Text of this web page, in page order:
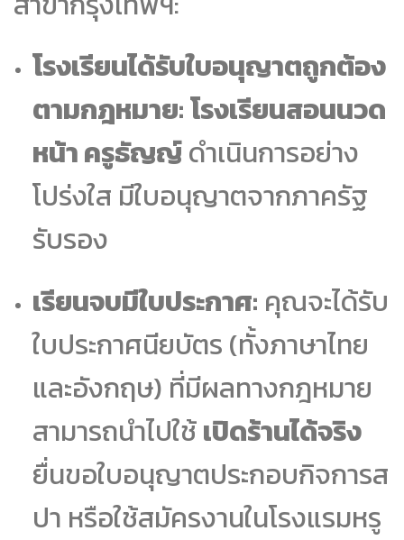
โรงเรียนได้รับใบอนุญาตถูกต้อง
ตามกฎหมาย:โรงเรียนสอนนวด
หน้า ครูธัญญ์ดำเนินการอย่าง
โปร่งใส มีใบอนุญาตจากภาครัฐ
รับรอง
เรียนจบมีใบประกาศ: คุณจะได้รับ
ใบประกาศนียบัตร (ทั้งภาษาไทย
และอังกฤษ) ที่มีผลทางกฎหมาย
สามารถนำไปใช้เปิดร้านได้จริง
ยื่นขอใบอนุญาตประกอบกิจการส
ปา หรือใช้สมัครงานในโรงแรมหรู